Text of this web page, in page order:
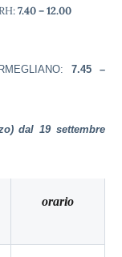
:7.40 – 12.00
:7.45 –
dal 19 settembre
orario